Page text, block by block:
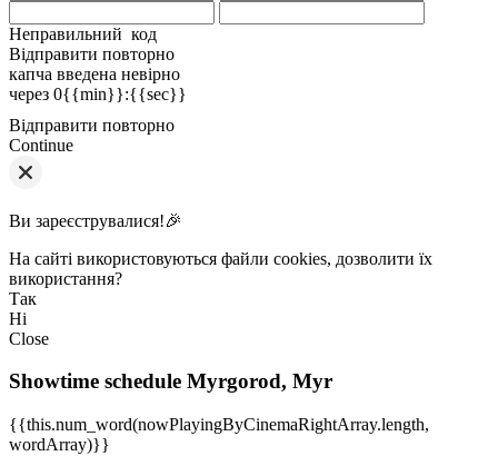
Неправильний код
Відправити повторно
капча введена невірно
через 0{{min}}:{{sec}}
Відправити повторно
Continue
Ви зареєструвалися!🎉
На сайті використовуються файли cookies, дозволити їх
використання?
Так
Ні
Close
Showtime schedule Myrgorod, Myr
{{this.num_word(nowPlayingByCinemaRightArray.length,
wordArray)}}